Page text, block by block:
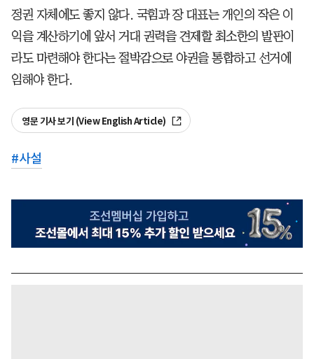
정권 자체에도 좋지 않다. 국힘과 장 대표는 개인의 작은 이
익을 계산하기에 앞서 거대 권력을 견제할 최소한의 발판이
라도 마련해야 한다는 절박감으로 야권을 통합하고 선거에
임해야 한다.
영문 기사 보기 (View English Article)
#사설